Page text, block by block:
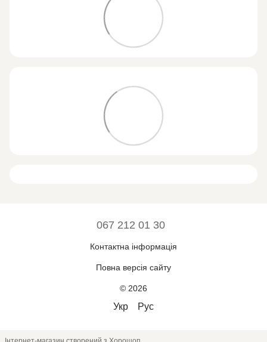
067 212 01 30
Контактна інформація
Повна версія сайту
© 2026
Укр Рус